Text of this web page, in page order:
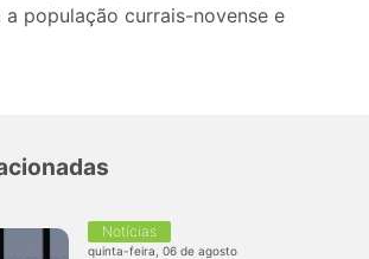
população currais-novense e
Notícias
quinta-feira, 06 de agosto